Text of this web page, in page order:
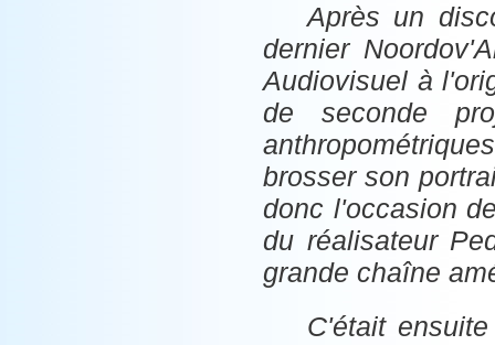
Après un
dernier
Audiovisuel à
de seconde
brosser son
donc l'occasion
du réalisateur
grande chaîne
C'était